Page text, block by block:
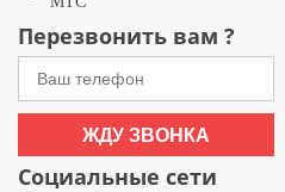
Перезвонить вам ?
ЖДУ ЗВОНКА
Социальные сети